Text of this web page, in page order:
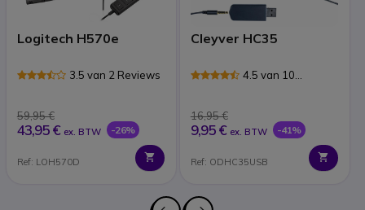
Logitech H570e
3.5 van 2 Reviews
59,95 €
43,95 € ex. BTW -26%
Ref: LOH570D
Cleyver HC35
4.5 van 10
16,95 €
9,95 € ex. BTW -41%
Ref: ODHC35USB